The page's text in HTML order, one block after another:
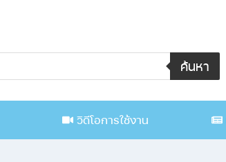
ค้นหา
วิดีโอการใช้งาน